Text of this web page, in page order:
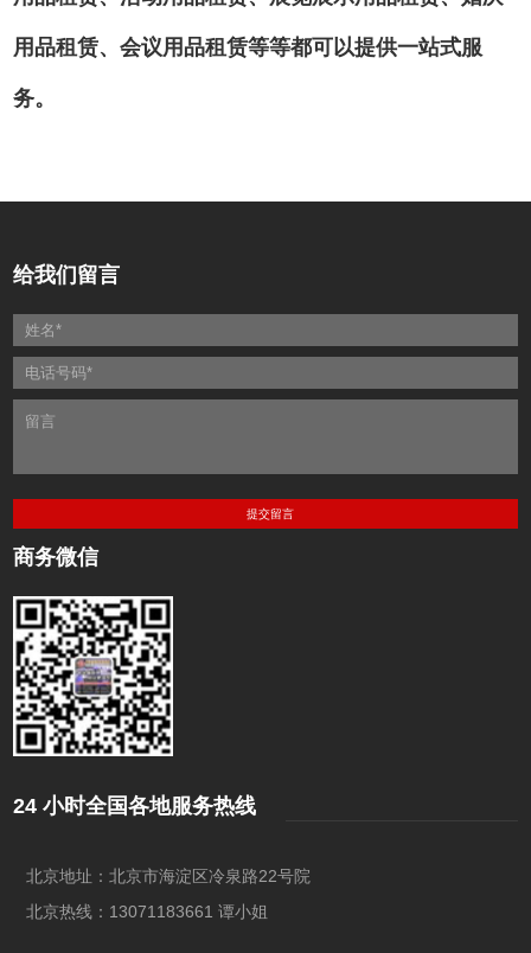
用品租赁、会议用品租赁等等都可以提供一站式服
务。
给我们留言
商务微信
24 小时全国各地服务热线
北京地址：北京市海淀区冷泉路22号院
北京热线：13071183661 谭小姐